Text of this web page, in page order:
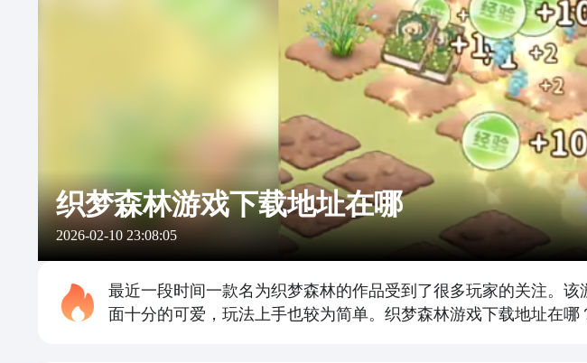
织梦森林游戏下载地址在哪
2026-02-10 23:08:05
最近一段时间一款名为织梦森林的作品受到了很多玩家的关注。
面十分的可爱，玩法上手也较为简单。织梦森林游戏下载地址在